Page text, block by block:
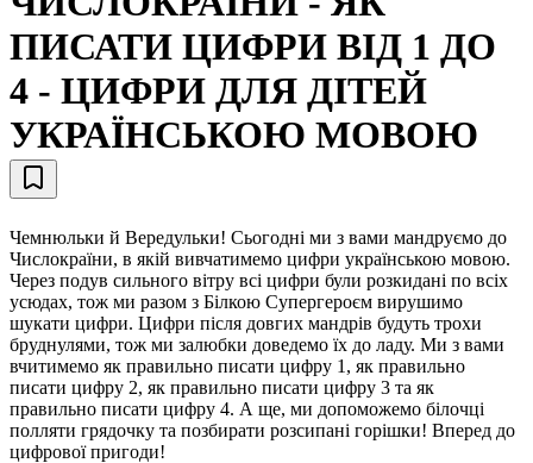
ПИСАТИ ЦИФРИ ВІД 1 ДО
4 - ЦИФРИ ДЛЯ ДІТЕЙ
УКРАЇНСЬКОЮ МОВОЮ
Чемнюльки й Вередульки! Сьогодні ми з вами мандруємо до
Числокраїни, в якій вивчатимемо цифри українською мовою.
Через подув сильного вітру всі цифри були розкидані по всіх
усюдах, тож ми разом з Білкою Супергероєм вирушимо
шукати цифри. Цифри після довгих мандрів будуть трохи
бруднулями, тож ми залюбки доведемо їх до ладу. Ми з вами
вчитимемо як правильно писати цифру 1, як правильно
писати цифру 2, як правильно писати цифру 3 та як
правильно писати цифру 4. А ще, ми допоможемо білочці
полляти грядочку та позбирати розсипані горішки! Вперед до
цифрової пригоди!